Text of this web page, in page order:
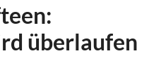
überlaufen